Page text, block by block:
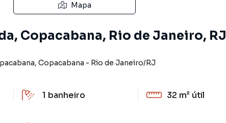
Mapa
Copacabana, Rio de Janeiro, RJ
, Copacabana - Rio de Janeiro/RJ
1 banheiro 32 m² útil